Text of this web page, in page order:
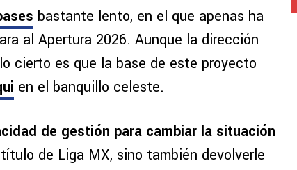
bastante lento, en el que apenas ha
al Apertura 2026. Aunque la dirección
cierto es que la base de este proyecto
en el banquillo celeste.
de gestión para cambiar la situación
de Liga MX, sino también devolverle